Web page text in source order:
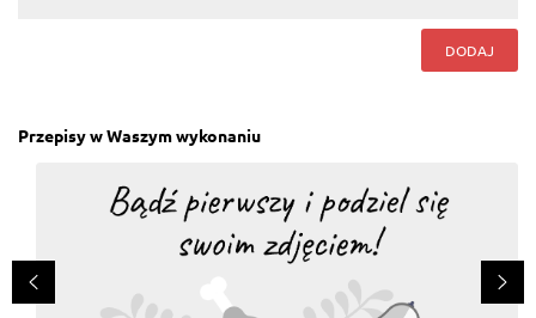
Krystyna Piecyk, 09.08.2016
He,he,he!Konia z rzędem za jagnięcinę!Chyba na
DODAJ
Przepisy w Waszym wykonaniu